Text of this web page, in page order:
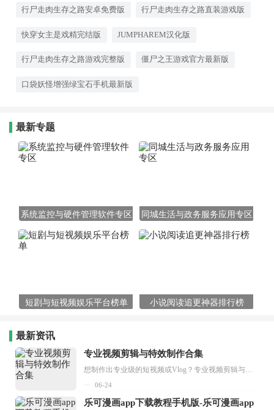
行尸走肉生存之路安卓免费版 行尸走肉生存之路直装游戏版
快穿女主是戏精完结版 JUMPHAREM汉化版
行尸走肉生存之路游戏完整版 僵尸之王游戏官方最新版
口袋妖怪增强绿宝石手机最新版
最新专题
系统监控与硬件管理软件专区 同城生活与政务服务应用专区
短剧与短视频娱乐平台榜单 小说阅读追更神器排行榜
最新资讯
专业视频剪辑与特效制作合集
06-24
乐可漫画app下载教程手机版-乐可漫画app